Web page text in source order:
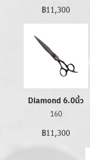
฿11,300
Diamond 6.0นิ้ว
160
฿11,300